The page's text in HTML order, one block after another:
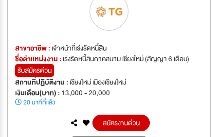
สาขาอาชีพ : เจ้าหน้าที่เร่งรัดหนี้สิน
ชื่อตำเเหน่งงาน : เร่งรัดหนี้สินภาคสนาม เชียงใหม่ (สัญญา 6 เดือน)
รับสมัครด่วน
สถานที่ปฏิบัติงาน : เชียงใหม่ เมืองเชียงใหม่
เงินเดือน(บาท) : 13,000 - 20,000
20 นาทีที่แล้ว
สมัครงานด่วน